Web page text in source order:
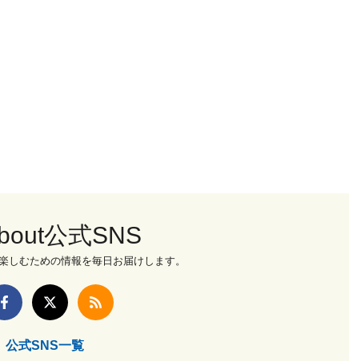
公式SNS
しむための情報を毎日お届けします。
公式SNS一覧